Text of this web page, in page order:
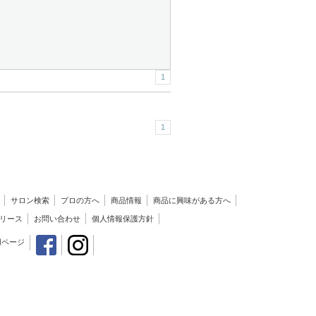
1
1
サロン検索 プロの方へ 商品情報 商品に興味がある方へ
ース お問い合わせ 個人情報保護方針
ージ